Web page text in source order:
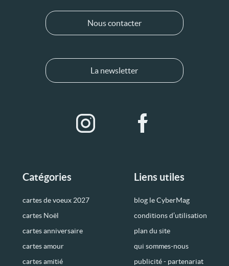
Catégories
cartes de voeux 2027
cartes Noël
cartes anniversaire
cartes amour
cartes amitié
Liens utiles
blog le CyberMag
conditions d’utilisation
plan du site
qui sommes-nous
publicité - partenariat
Nous contacter
La newsletter